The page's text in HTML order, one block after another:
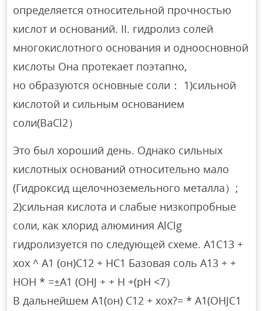
определяется относительной прочностью
кислот и оснований. II. гидролиз солей
многокислотного основания и одноосновной
кислоты Она протекает поэтапно,
но образуются основные соли： 1)сильной
кислотой и сильным основанием
соли(BaCl2）
Это был хороший день. Однако сильных
кислотных оснований относительно мало
(Гидроксид щелочноземельного металла）;
2)сильная кислота и слабые низкопробные
соли, как хлорид алюминия AlClg
гидролизуется по следующей схеме. A1C13 +
хох ^ А1 (он)С12 + НС1 Базовая соль A13 + +
HOH * =±A1 (OHJ + + H +(pH <7）
В дальнейшем А1(он) С12 + хох?= * А1(OHJC1